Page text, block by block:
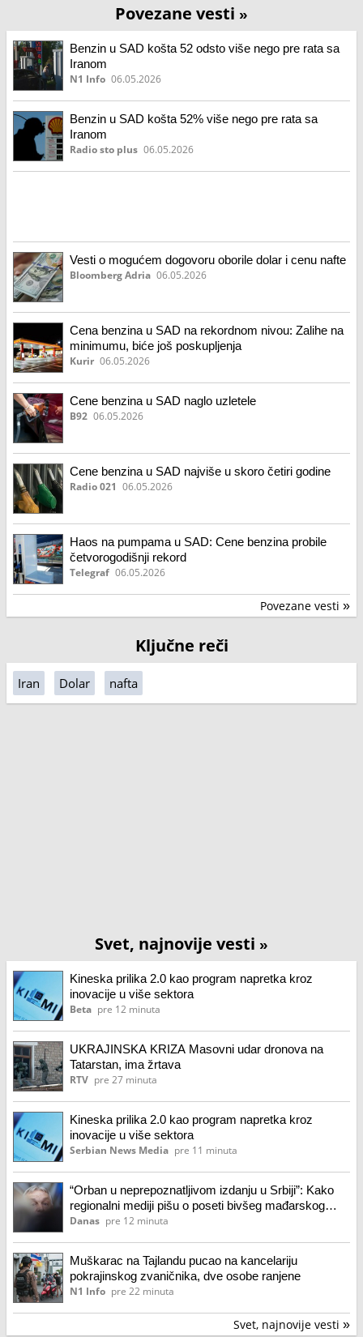
Povezane vesti »
Benzin u SAD košta 52 odsto više nego pre rata sa
Iranom
N1 Info 06.05.2026
Benzin u SAD košta 52% više nego pre rata sa
Iranom
Radio sto plus 06.05.2026
Vesti o mogućem dogovoru oborile dolar i cenu nafte
Bloomberg Adria 06.05.2026
Cena benzina u SAD na rekordnom nivou: Zalihe na
minimumu, biće još poskupljenja
Kurir 06.05.2026
Cene benzina u SAD naglo uzletele
B92 06.05.2026
Cene benzina u SAD najviše u skoro četiri godine
Radio 021 06.05.2026
Haos na pumpama u SAD: Cene benzina probile
četvorogodišnji rekord
Telegraf 06.05.2026
Povezane vesti »
Ključne reči
Iran Dolar nafta
Svet, najnovije vesti »
Kineska prilika 2.0 kao program napretka kroz
inovacije u više sektora
Beta pre 12 minuta
UKRAJINSKA KRIZA Masovni udar dronova na
Tatarstan, ima žrtava
RTV pre 27 minuta
Kineska prilika 2.0 kao program napretka kroz
inovacije u više sektora
Serbian News Media pre 11 minuta
“Orban u neprepoznatljivom izdanju u Srbiji”: Kako
regionalni mediji pišu o poseti bivšeg mađarskog
premijera Guči?
Danas pre 12 minuta
Muškarac na Tajlandu pucao na kancelariju
pokrajinskog zvaničnika, dve osobe ranjene
N1 Info pre 22 minuta
Svet, najnovije vesti »